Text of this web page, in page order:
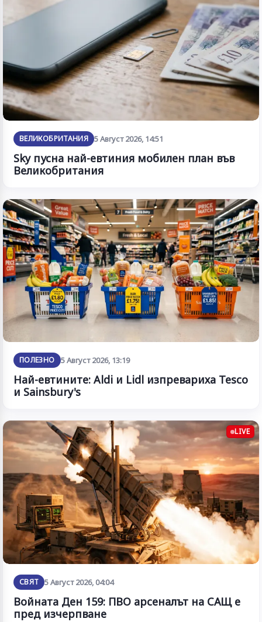
ВЕЛИКОБРИТАНИЯ 5 Август 2026, 14:51
Sky пусна най-евтиния мобилен план във
Великобритания
ПОЛЕЗНО 5 Август 2026, 13:19
Най-евтините: Aldi и Lidl изпревариха Tesco
и Sainsbury's
LIVE
СВЯТ 5 Август 2026, 04:04
Войната Ден 159: ПВО арсеналът на САЩ е
пред изчерпване